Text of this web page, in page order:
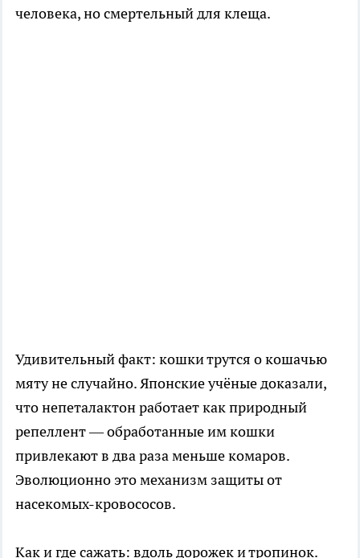
человека, но смертельный для клеща.
Удивительный факт: кошки трутся о кошачью
мяту не случайно. Японские учёные доказали,
что непеталактон работает как природный
репеллент — обработанные им кошки
привлекают в два раза меньше комаров.
Эволюционно это механизм защиты от
насекомых-кровососов.
Как и где сажать: вдоль дорожек и тропинок.